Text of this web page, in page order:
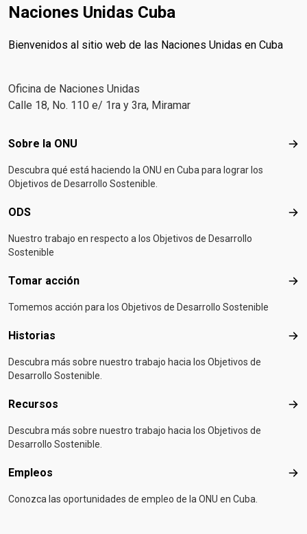
Naciones Unidas Cuba
Bienvenidos al sitio web de las Naciones Unidas en Cuba
Oficina de Naciones Unidas
Calle 18, No. 110 e/ 1ra y 3ra, Miramar
Footer menu
Sobre la ONU
Descubra qué está haciendo la ONU en Cuba para lograr los
Objetivos de Desarrollo Sostenible.
ODS
Nuestro trabajo en respecto a los Objetivos de Desarrollo
Sostenible
Tomar acción
Tomemos acción para los Objetivos de Desarrollo Sostenible
Historias
Descubra más sobre nuestro trabajo hacia los Objetivos de
Desarrollo Sostenible.
Recursos
Descubra más sobre nuestro trabajo hacia los Objetivos de
Desarrollo Sostenible.
Empleos
Conozca las oportunidades de empleo de la ONU en Cuba.